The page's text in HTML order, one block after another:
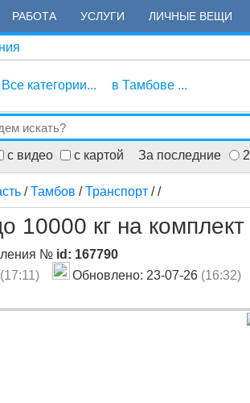
РАБОТА УСЛУГИ ЛИЧНЫЕ ВЕЩИ
Все категории... в Тамбове ...
с видео с картой За последние 2
/Тамбов /Транспорт //
10000 кг на комплект
№ id: 167790
(17:11) Обновлено: 23-07-26 (16:32)